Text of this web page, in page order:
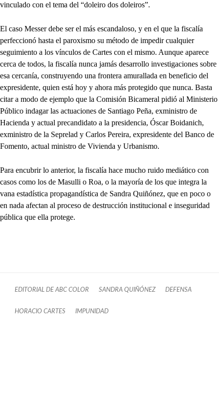
vinculado con el tema del “doleiro dos doleiros”.
El caso Messer debe ser el más escandaloso, y en el que la fiscalía
perfeccionó hasta el paroxismo su método de impedir cualquier
seguimiento a los vínculos de Cartes con el mismo. Aunque aparece
cerca de todos, la fiscalía nunca jamás desarrollo investigaciones sobre
esa cercanía, construyendo una frontera amurallada en beneficio del
expresidente, quien está hoy y ahora más protegido que nunca. Basta
citar a modo de ejemplo que la Comisión Bicameral pidió al Ministerio
Público indagar las actuaciones de Santiago Peña, exministro de
Hacienda y actual precandidato a la presidencia, Óscar Boidanich,
exministro de la Seprelad y Carlos Pereira, expresidente del Banco de
Fomento, actual ministro de Vivienda y Urbanismo.
Para encubrir lo anterior, la fiscalía hace mucho ruido mediático con
casos como los de Masulli o Roa, o la mayoría de los que integra la
vana estadística propagandística de Sandra Quiñónez, que en poco o
en nada afectan al proceso de destrucción institucional e inseguridad
pública que ella protege.
EDITORIAL DE ABC COLOR SANDRA QUIÑÓNEZ DEFENSA
HORACIO CARTES IMPUNIDAD